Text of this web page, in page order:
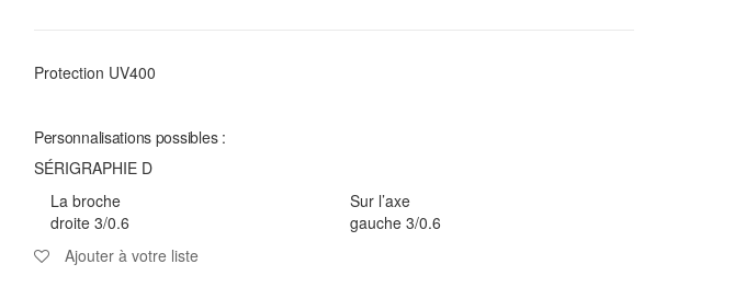
Protection UV400
Personnalisations possibles :
SÉRIGRAPHIE D
La broche
droite 3/0.6
Sur l’axe
gauche 3/0.6
Ajouter à votre liste